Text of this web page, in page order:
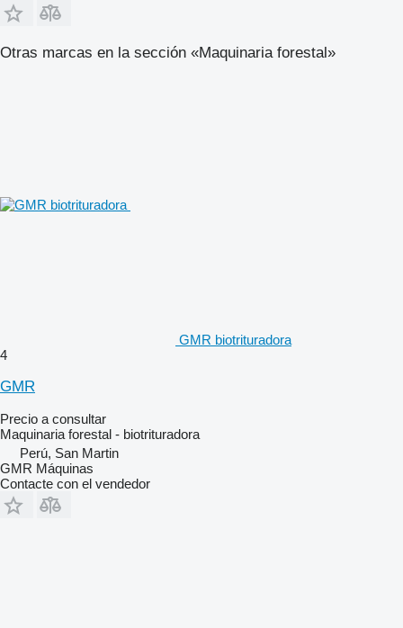
Otras marcas en la sección «Maquinaria forestal»
GMR biotrituradora
4
GMR
Precio a consultar
Maquinaria forestal - biotrituradora
Perú, San Martin
GMR Máquinas
Contacte con el vendedor